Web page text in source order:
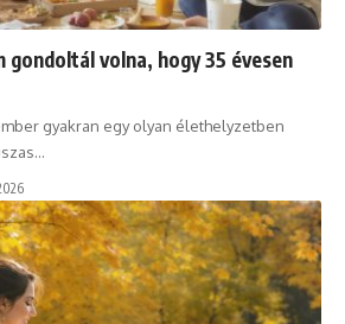
gondoltál volna, hogy 35 évesen
gyakran egy olyan élethelyzetben
…